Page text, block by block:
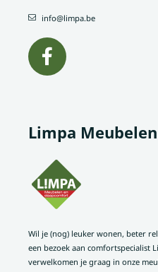
Limpa Meubelen
Wil je (nog) leuker wonen, beter
een bezoek aan comfortspecialist
verwelkomen je graag in onze
info@limpa.be